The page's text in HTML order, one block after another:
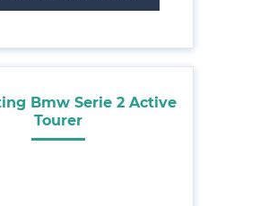
Bmw Serie 2 Active
Tourer